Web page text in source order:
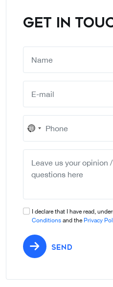
GET IN
No
country
selected
I declare that I have read,
Conditions and the Privacy
SEND